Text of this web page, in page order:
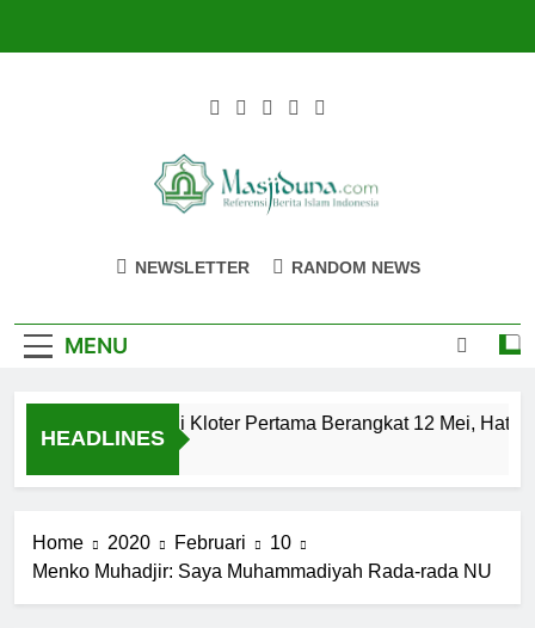
Masjiduna
NEWSLETTER RANDOM NEWS
MENU
HEADLINES
Calon Jemaah Haji Kloter Pertama Berangkat 12 Mei, Hati-
Home 2020 Februari
10
Menko Muhadjir: Saya Muhammadiyah Rada-rada NU